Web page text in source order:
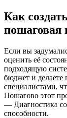
Как
пошаговая
Если вы
оценить её
подходящую
бюджет и делаете
специалистами,
Пошагово этот
— Диагностика
способности.